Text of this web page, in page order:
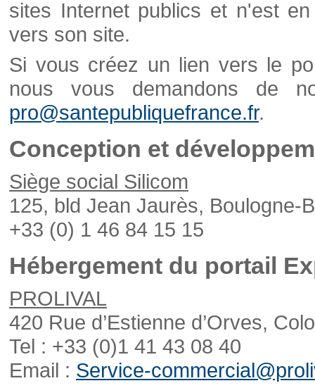
sites Internet publics et n'est
vers son site.
Si vous créez un lien vers le
nous vous demandons de
pro@santepubliquefrance.fr.
Conception et
Siège social Silicom
125, bld Jean Jaurès, Boulogne-
+33 (0) 1 46 84 15 15
Hébergement du portail
PROLIVAL
420 Rue d’Estienne d’Orves,
Tel : +33 (0)1 41 43 08 40
Email : Service-